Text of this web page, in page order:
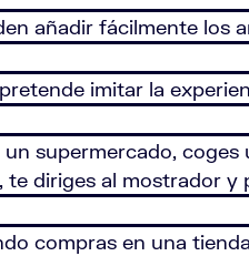
añadir fácilmente
imitar la
supermercado,
diriges al mostrador y
compras en una